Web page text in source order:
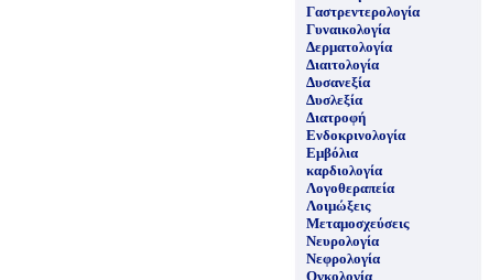
Γαστρεντερολογία
Γυναικολογία
Δερματολογία
Διαιτολογία
Δυσανεξία
Δυσλεξία
Διατροφή
Ενδοκρινολογία
Εμβόλια
καρδιολογία
Λογοθεραπεία
Λοιμώξεις
Μεταμοσχεύσεις
Νευρολογία
Νεφρολογία
Ογκολογία